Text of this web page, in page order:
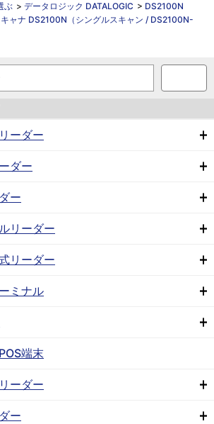
ぶ > データロジック DATALOGIC > DS2100N
ャナ DS2100N（シングルスキャン / DS2100N-
ーダー
ダー
ー
リーダー
リーダー
ミナル
端末
ーダー
ー